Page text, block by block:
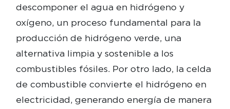
descomponer el agua en hidrógeno y
oxígeno, un proceso fundamental para la
producción de hidrógeno verde, una
alternativa limpia y sostenible a los
combustibles fósiles. Por otro lado, la celda
de combustible convierte el hidrógeno en
electricidad, generando energía de manera